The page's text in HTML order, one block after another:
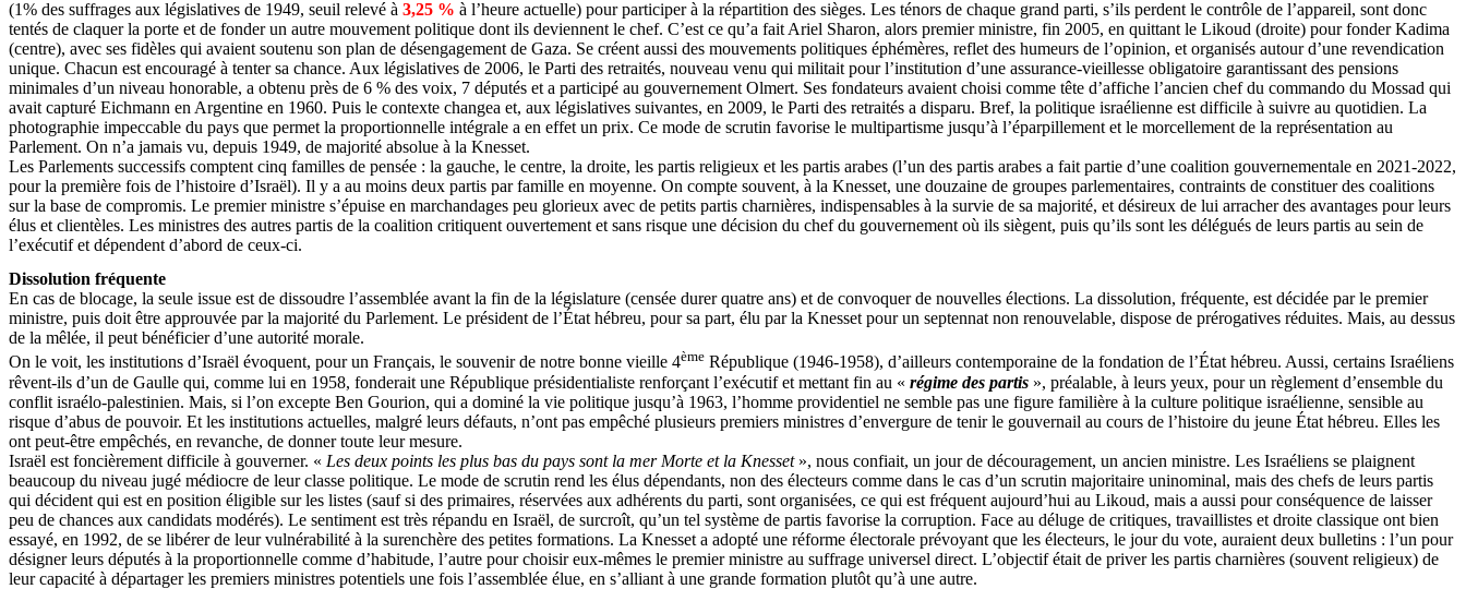
(1% des suffrages aux législatives de 1949, seuil relevé à 3,25 % à l’heure actuelle) pour participer à la répartition des sièges. Les ténors de chaque grand parti, s’ils perdent le contrôle de l’appareil, sont donc
tentés de claquer la porte et de fonder un autre mouvement politique dont ils deviennent le chef. C’est ce qu’a fait Ariel Sharon, alors premier ministre, fin 2005, en quittant le Likoud (droite) pour fonderKadima
(centre), avec ses fidèles qui avaient soutenu son plan de désengagement de Gaza. Se créent aussi des mouvements politiques éphémères, reflet des humeurs de l’opinion, et organisés autour d’une revendication
unique. Chacun est encouragé à tenter sa chance. Aux législatives de 2006, le Parti des retraités, nouveau venu qui militait pour l’institution d’une assurance-vieillesse obligatoire garantissant des pensions
minimales d’un niveau honorable, a obtenu près de 6 % des voix, 7 députés et a participé au gouvernement Olmert. Ses fondateurs avaient choisi comme tête d’affiche l’ancien chef du commando du Mossad qui
avait capturé Eichmann en Argentine en 1960. Puis le contexte changea et, aux législatives suivantes, en 2009, le Parti des retraités a disparu. Bref, la politique israélienne est difficile à suivre au quotidien. La
photographie impeccable du pays que permet la proportionnelle intégrale a en effet un prix. Ce mode de scrutin favorise le multipartisme jusqu’à l’éparpillement et le morcellement de la représentation au
Parlement. On n’a jamais vu, depuis 1949, de majorité absolue à la Knesset.
Les Parlements successifs comptent cinq familles de pensée : la gauche, le centre, la droite, les partis religieux et les partis arabes (l’un des partis arabes a fait partie d’une coalition gouvernementale en 2021-2022,
pour la première fois de l’histoire d’Israël). Il y a au moins deux partis par famille en moyenne. On compte souvent, à la Knesset, une douzaine de groupes parlementaires, contraints de constituer des coalitions
sur la base de compromis. Le premier ministre s’épuise en marchandages peu glorieux avec de petits partis charnières, indispensables à la survie de sa majorité, et désireux de lui arracher des avantages pour leurs
élus et clientèles. Les ministres des autres partis de la coalition critiquent ouvertement et sans risque une décision du chef du gouvernement où ils siègent, puis qu’ils sont les délégués de leurs partis au sein de
l’exécutif et dépendent d’abord de ceux-ci.
Dissolution fréquente
En cas de blocage, la seule issue est de dissoudre l’assemblée avant la fin de la législature (censée durer quatre ans) et de convoquer de nouvelles élections. La dissolution, fréquente, est décidée par le premier
ministre, puis doit être approuvée par la majorité du Parlement. Le président de l’État hébreu, pour sa part, élu par la Knesset pour un septennat non renouvelable, dispose de prérogatives réduites. Mais, au dessus
de la mêlée, il peut bénéficier d’une autorité morale.
On le voit, les institutions d’Israël évoquent, pour un Français, le souvenir de notre bonne vieille 4ème République (1946-1958), d’ailleurs contemporaine de la fondation de l’État hébreu. Aussi, certains Israéliens
rêvent-ils d’un de Gaulle qui, comme lui en 1958, fonderait une République présidentialiste renforçant l’exécutif et mettant fin au « régime des partis », préalable, à leurs yeux, pour un règlement d’ensemble du
conflit israélo-palestinien. Mais, si l’on excepte Ben Gourion, qui a dominé la vie politique jusqu’à 1963, l’homme providentiel ne semble pas une figure familière à la culture politique israélienne, sensible au
risque d’abus de pouvoir. Et les institutions actuelles, malgré leurs défauts, n’ont pas empêché plusieurs premiers ministres d’envergure de tenir le gouvernail au cours de l’histoire du jeune État hébreu. Elles les
ont peut-être empêchés, en revanche, de donner toute leur mesure.
Israël est foncièrement difficile à gouverner. « Les deux points les plus bas du pays sont la mer Morte et la Knesset», nous confiait, un jour de découragement, un ancien ministre. Les Israéliens se plaignent
beaucoup du niveau jugé médiocre de leur classe politique. Le mode de scrutin rend les élus dépendants, non des électeurs comme dans le cas d’un scrutin majoritaire uninominal, mais des chefs de leurs partis
qui décident qui est en position éligible sur les listes (sauf si des primaires, réservées aux adhérents du parti, sont organisées, ce qui est fréquent aujourd’hui au Likoud, mais a aussi pour conséquence de laisser
peu de chances aux candidats modérés). Le sentiment est très répandu en Israël, de surcroît, qu’un tel système de partis favorise la corruption. Face au déluge de critiques, travaillistes et droite classique ont bien
essayé, en 1992, de se libérer de leur vulnérabilité à la surenchère des petites formations. La Knesset a adopté une réforme électorale prévoyant que les électeurs, le jour du vote, auraient deux bulletins : l’un pour
désigner leurs députés à la proportionnelle comme d’habitude, l’autre pour choisir eux-mêmes le premier ministre au suffrage universel direct. L’objectif était de priver les partis charnières (souvent religieux) de
leur capacité à départager les premiers ministres potentiels une fois l’assemblée élue, en s’alliant à une grande formation plutôt qu’à une autre.